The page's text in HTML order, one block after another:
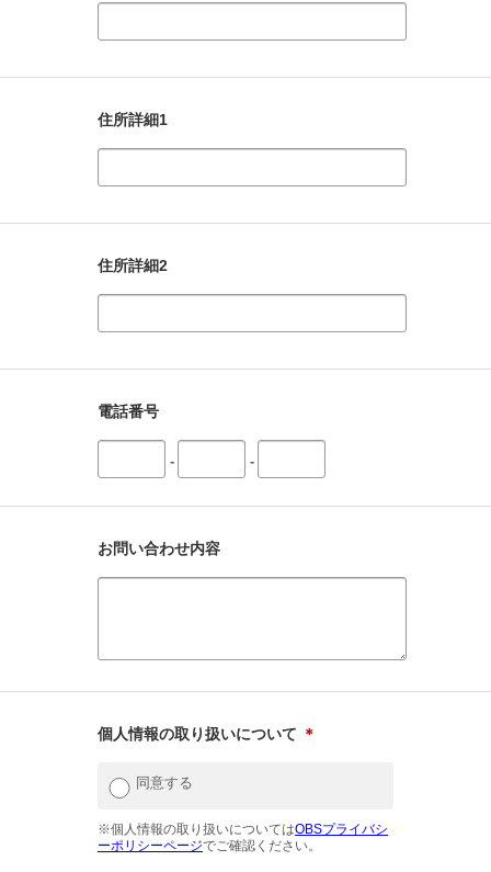
住所詳細1
住所詳細2
電話番号
- -
お問い合わせ内容
個人情報の取り扱いについて ＊
同意する
※個人情報の取り扱いについてはOBSプライバシ
ーポリシーページでご確認ください。